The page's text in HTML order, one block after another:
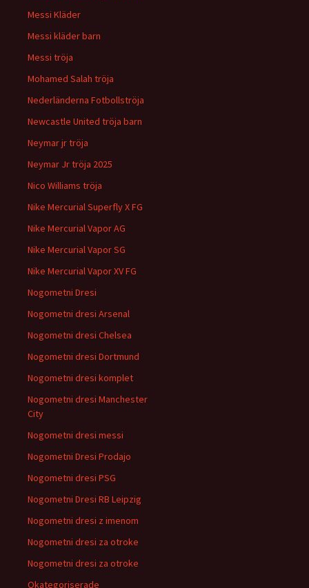
Messi Kläder
Messi kläder barn
Messi tröja
Mohamed Salah tröja
Nederländerna Fotbollströja
Newcastle United tröja barn
Neymar jr tröja
Neymar Jr tröja 2025
Nico Williams tröja
Nike Mercurial Superfly X FG
Nike Mercurial Vapor AG
Nike Mercurial Vapor SG
Nike Mercurial Vapor XV FG
Nogometni Dresi
Nogometni dresi Arsenal
Nogometni dresi Chelsea
Nogometni dresi Dortmund
Nogometni dresi komplet
Nogometni dresi Manchester
City
Nogometni dresi messi
Nogometni Dresi Prodajo
Nogometni dresi PSG
Nogometni Dresi RB Leipzig
Nogometni dresi z imenom
Nogometni dresi za otroke
Nogometni dresi za otroke
Okategoriserade